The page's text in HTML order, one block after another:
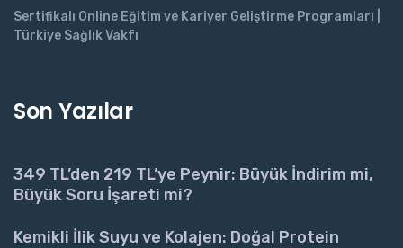
Sertifikalı Online Eğitim ve Kariyer Geliştirme Programları |
Türkiye Sağlık Vakfı
Son Yazılar
349 TL’den 219 TL’ye Peynir: Büyük İndirim mi,
Büyük Soru İşareti mi?
Kemikli İlik Suyu ve Kolajen: Doğal Protein